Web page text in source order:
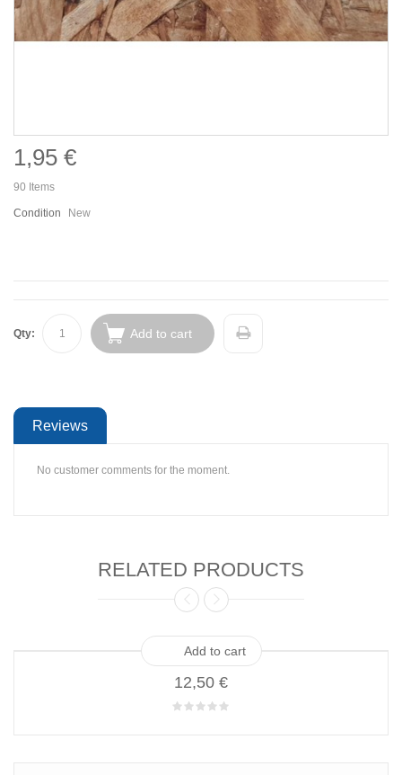
1,95 €
90 Items
Condition New
Qty: Add to cart
Reviews
No customer comments for the moment.
RELATED PRODUCTS
Add to cart
12,50 €